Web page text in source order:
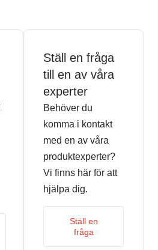
Ställ en fråga
till en av våra
experter
Behöver du
komma i kontakt
med en av våra
produktexperter?
Vi finns här för att
hjälpa dig.
Ställ en
fråga